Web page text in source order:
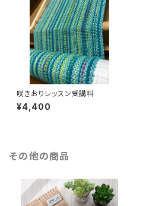
咲きおりレッスン受講料
¥4,400
その他の商品